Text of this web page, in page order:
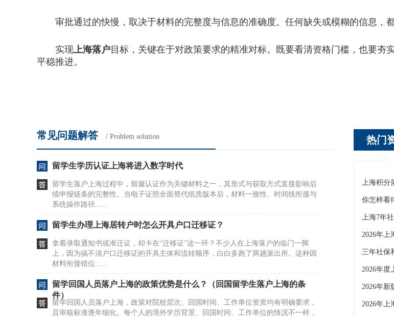
审批通过的快慢，取决于材料的完整度与信息的准确度。任何缺失或模糊的信息，都
实现上海落户目标，关键在于对政策要求的精准对标。既要看清资格门槛，也要
平稳推进。
常见问题解答 / Problem solution
留学生学历认证上海将进入数字时代
留学生落户上海过程中，留服认证作为关键材料之一，其形式与获取方式直接影响后
续申报链条的完整性。当电子证照全面替代纸质版本后，材料一致性、时间线衔接与
系统操作路径......
留学生办理上海居转户时怎么开具户口迁移证？
拿着录取通知书或准迁证，却卡在“迁移证”这一环？不少人在上海落户的临门一脚
上，因为搞不清户口迁移证的开具主体和流转顺序，白白多跑了两趟派出所。这种因
材料衔接错位......
留学回国人员落户上海的政策优势是什么？（回国留学生落户上海的条
件）
留学回国人员落户上海，政策对院校层次、回国时间、工作单位资质均有明确要求，
且审核标准逐年细化。每个人的境外学历背景、回国时间、工作单位的情况不一样，
热门
你怎样看
三年社保
2026年度
2026年新